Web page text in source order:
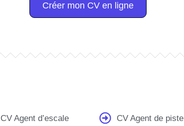
Créer mon CV en ligne
CV Agent d’escale CV Agent de piste